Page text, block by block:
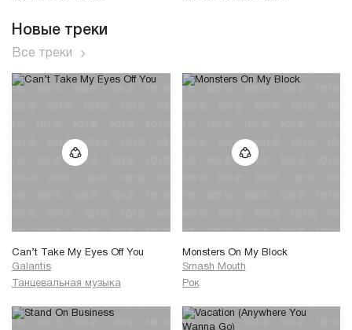
Новые треки
Все треки
Can’t Take My Eyes Off You
Galantis
Танцевальная музыка
Monsters On My Block
Smash Mouth
Рок